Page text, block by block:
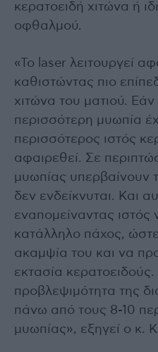
κερατοειδή χιτώνα ή
οφθαλμού.
«Το laser λειτουργεί
καθιστώντας πιο
χιτώνα του ματιού.
περισσότερη μυωπία
περισσότερος ιστός
αφαιρεθεί. Σε
μυωπίας υπερβαίνουν
δεν ενδείκνυται. Και
εναπομείναντας ιστός
κατάλληλο πάχος,
ακαμψία του και να
εκτασία κερατοειδούς.
προβλεψιμότητα της
πάνω από τους 8-10
μυωπίας», εξηγεί ο κ.